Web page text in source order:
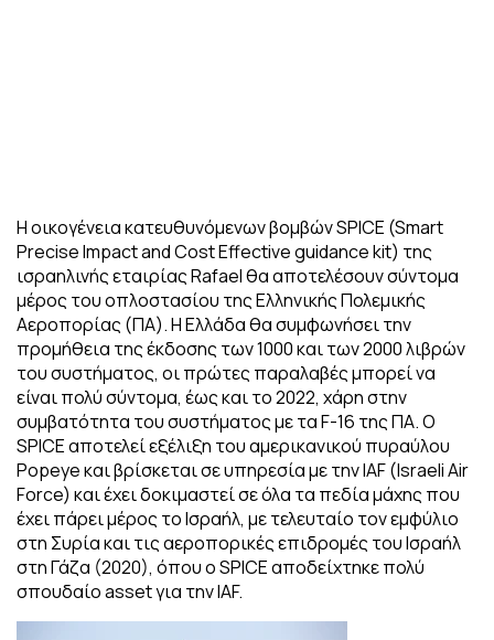
Η οικογένεια κατευθυνόμενων βομβών SPICE (Smart
Precise Impact and Cost Effective guidance kit) της
ισραηλινής εταιρίας Rafael θα αποτελέσουν σύντομα
μέρος του οπλοστασίου της Ελληνικής Πολεμικής
Αεροπορίας (ΠΑ). Η Ελλάδα θα συμφωνήσει την
προμήθεια της έκδοσης των 1000 και των 2000 λιβρών
του συστήματος, οι πρώτες παραλαβές μπορεί να
είναι πολύ σύντομα, έως και το 2022, χάρη στην
συμβατότητα του συστήματος με τα F-16 της ΠΑ. Ο
SPICE αποτελεί εξέλιξη του αμερικανικού πυραύλου
Popeye και βρίσκεται σε υπηρεσία με την IAF (Israeli Air
Force) και έχει δοκιμαστεί σε όλα τα πεδία μάχης που
έχει πάρει μέρος το Ισραήλ, με τελευταίο τον εμφύλιο
στη Συρία και τις αεροπορικές επιδρομές του Ισραήλ
στη Γάζα (2020), όπου ο SPICE αποδείχτηκε πολύ
σπουδαίο asset για την IAF.